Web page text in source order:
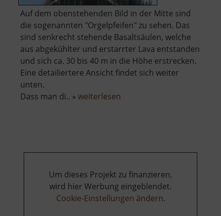
Auf dem obenstehenden Bild in der Mitte sind
die sogenannten "Orgelpfeifen" zu sehen. Das
sind senkrecht stehende Basaltsäulen, welche
aus abgekühlter und erstarrter Lava entstanden
und sich ca. 30 bis 40 m in die Höhe erstrecken.
Eine detailiertere Ansicht findet sich weiter
unten.
Dass man di.. » weiterlesen
Um dieses Projekt zu finanzieren,
wird hier Werbung eingeblendet.
Cookie-Einstellungen ändern.